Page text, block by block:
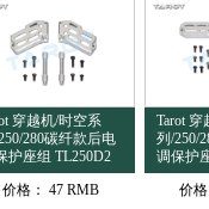
穿越机/时空系
280碳纤款后电
护座组 TL250D2
价格： 47 RMB
Tarot
列/250/
调保护
价